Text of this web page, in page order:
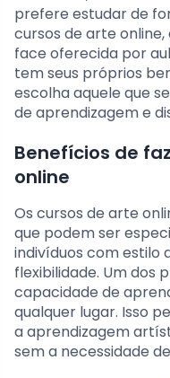
prefere estudar de
cursos de arte
face oferecida por
tem seus próprios
escolha aquele que
de aprendizagem e
Benefícios de
online
Os cursos de arte
que podem ser
indivíduos com estilo
flexibilidade. Um dos
capacidade de
qualquer lugar. Isso
a aprendizagem
sem a necessidade